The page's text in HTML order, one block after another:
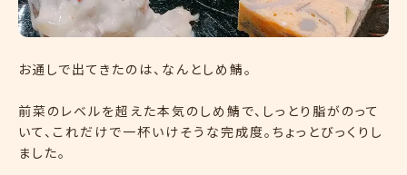
お通しで出てきたのは、なんとしめ鯖。
前菜のレベルを超えた本気のしめ鯖で、しっとり脂がのって
いて、これだけで一杯いけそうな完成度。ちょっとびっくりし
ました。